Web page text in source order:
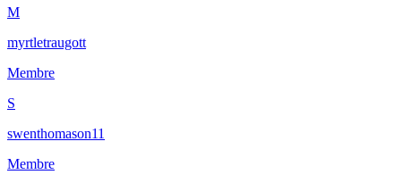
M
myrtletraugott
Membre
S
swenthomason11
Membre